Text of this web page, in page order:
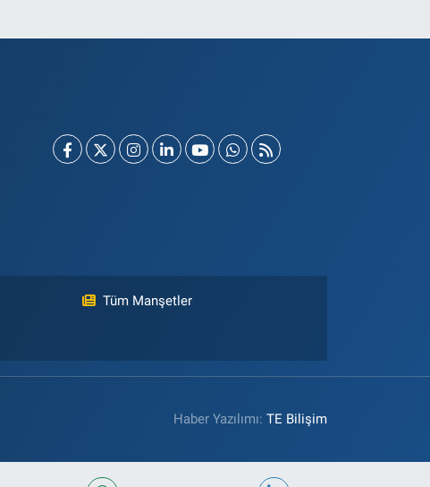
Tüm Manşetler
Haber Yazılımı:TE Bilişim